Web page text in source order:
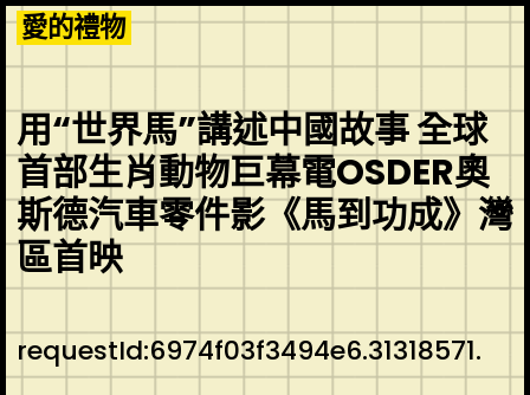
Skip
to
content
愛的禮物
用“世界馬”講述中國故事 全球
首部生肖動物巨幕電OSDER奧
斯德汽車零件影《馬到功成》灣
區首映
requestId:6974f03f3494e6.31318571.